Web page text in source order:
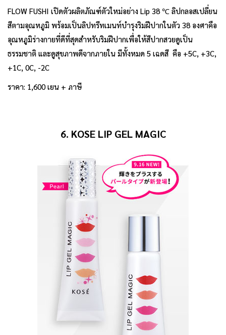
FLOW FUSHI เปิดตัวผลิตภัณฑ์ตัวใหม่อย่าง Lip 38 ℃ ลิปกลอสเปลี่ยน
สีตามอุณหภูมิ พร้อมเป็นลิปทรีทเมนท์บำรุงริมฝีปากในตัว 38 องศาคือ
อุณหภูมิร่างกายที่ดีที่สุดสำหรับริมฝีปากเพื่อให้สีปากสวยดูเป็น
ธรรมชาติ และดูสุขภาพดีจากภายใน มีทั้งหมด 5 เฉดสี คือ +5C, +3C,
+1C, 0C, -2C
ราคา: 1,600 เยน + ภาษี
6. KOSE LIP GEL MAGIC